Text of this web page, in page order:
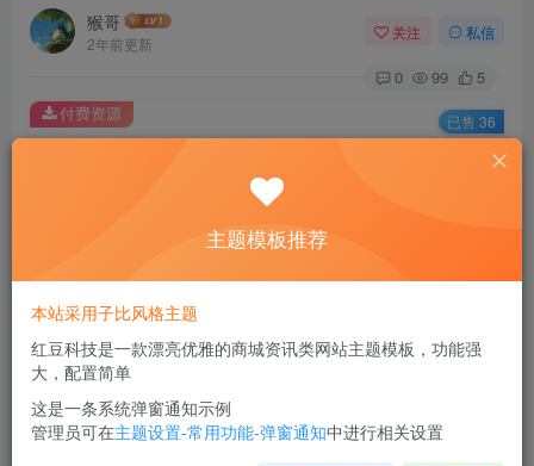
猴哥
2年前更新
关注 私信
0 99 5
此内容为付费资源，请付费后查看
￥9.9
您当前未登录！建议登陆后购买，可保存购买订单
付费资源 已售 36
超冷门抖音赛道，水果解压视频0风险，非常容易爆火【揭
主题模板推荐
本站采用子比风格主题
红豆科技是一款漂亮优雅的商城资讯类网站主题模板，功能强
大，配置简单
这是一条系统弹窗通知示例
管理员可在主题设置-常用功能-弹窗通知中进行相关设置